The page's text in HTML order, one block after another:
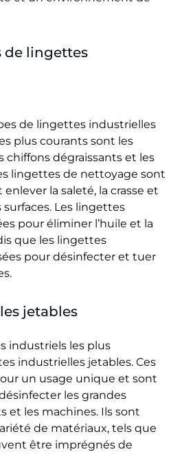
de lingettes
de lingettes industrielles
plus courants sont les
chiffons dégraissants et les
lingettes de nettoyage sont
la saleté, la crasse et
Les lingettes
pour éliminer l’huile et la
que les lingettes
pour désinfecter et tuer
jetables
industriels les plus
industrielles jetables. Ces
un usage unique et sont
les grandes
et les machines. Ils sont
de matériaux, tels que
être imprégnés de